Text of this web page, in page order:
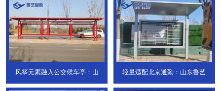
风筝元素融入公交候车亭：山 轻量适配北京通勤：山东鲁艺